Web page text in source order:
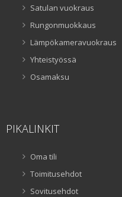
Satulan vuokraus
Rungonmuokkaus
Lämpökameravuokraus
Yhteistyössä
Osamaksu
PIKALINKIT
Oma tili
Toimitusehdot
Sovitusehdot